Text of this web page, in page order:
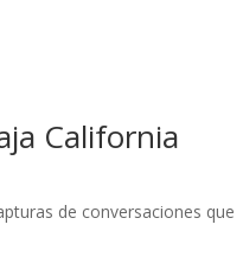
California
de conversaciones que